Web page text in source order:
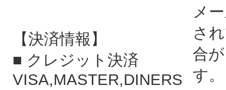
【決済情報】
■ クレジット決済
VISA,MASTER,DINERS
メ
さ
合
す。